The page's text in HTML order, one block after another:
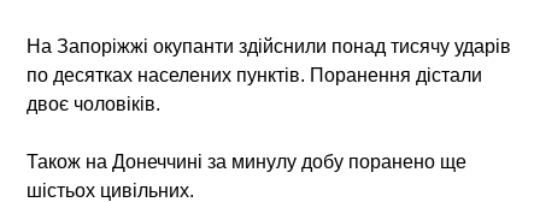
На Запоріжжі окупанти здійснили понад тисячу ударів
по десятках населених пунктів. Поранення дістали
двоє чоловіків.
Також на Донеччині за минулу добу поранено ще
шістьох цивільних.